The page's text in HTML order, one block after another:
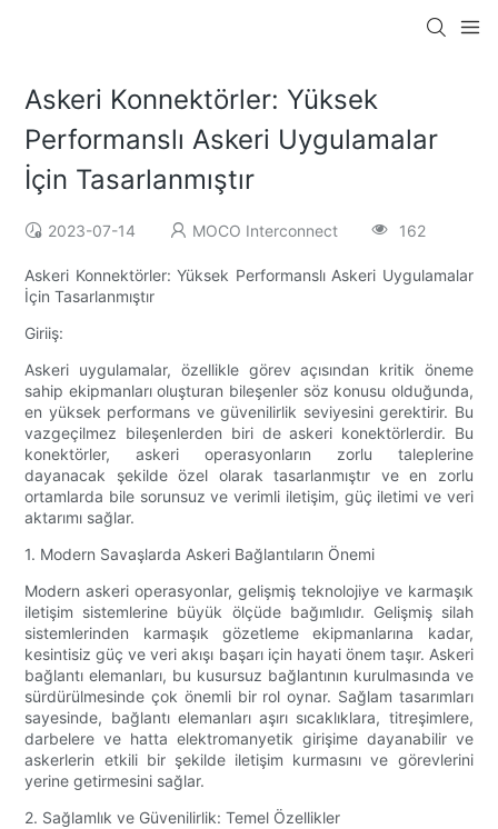
Askeri Konnektörler: Yüksek
Performanslı Askeri Uygulamalar
İçin Tasarlanmıştır
2023-07-14 MOCO Interconnect 162
Askeri Konnektörler: Yüksek Performanslı Askeri Uygulamalar
İçin Tasarlanmıştır
Giriiş:
Askeri uygulamalar, özellikle görev açısından kritik öneme
sahip ekipmanları oluşturan bileşenler söz konusu olduğunda,
en yüksek performans ve güvenilirlik seviyesini gerektirir. Bu
vazgeçilmez bileşenlerden biri de askeri konektörlerdir. Bu
konektörler, askeri operasyonların zorlu taleplerine
dayanacak şekilde özel olarak tasarlanmıştır ve en zorlu
ortamlarda bile sorunsuz ve verimli iletişim, güç iletimi ve veri
aktarımı sağlar.
1. Modern Savaşlarda Askeri Bağlantıların Önemi
Modern askeri operasyonlar, gelişmiş teknolojiye ve karmaşık
iletişim sistemlerine büyük ölçüde bağımlıdır. Gelişmiş silah
sistemlerinden karmaşık gözetleme ekipmanlarına kadar,
kesintisiz güç ve veri akışı başarı için hayati önem taşır. Askeri
bağlantı elemanları, bu kusursuz bağlantının kurulmasında ve
sürdürülmesinde çok önemli bir rol oynar. Sağlam tasarımları
sayesinde, bağlantı elemanları aşırı sıcaklıklara, titreşimlere,
darbelere ve hatta elektromanyetik girişime dayanabilir ve
askerlerin etkili bir şekilde iletişim kurmasını ve görevlerini
yerine getirmesini sağlar.
2. Sağlamlık ve Güvenilirlik: Temel Özellikler